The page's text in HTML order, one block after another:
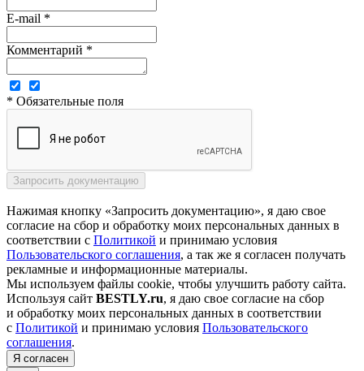
E-mail *
Комментарий *
* Обязательные поля
Нажимая кнопку «Запросить документацию», я даю свое
согласие на сбор и обработку моих персональных данных в
соответствии с Политикой и принимаю условия
Пользовательского соглашения, а так же я согласен получать
рекламные и информационные материалы.
Мы используем файлы cookie, чтобы улучшить работу сайта.
Используя сайт BESTLY.ru, я даю свое согласие на сбор
и обработку моих персональных данных в соответствии
с Политикой и принимаю условия Пользовательского
соглашения.
Я согласен